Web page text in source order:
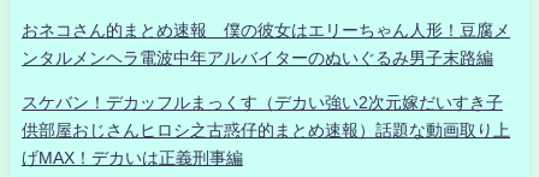
おネコさん的まとめ速報 僕の彼女はエリーちゃん人形！豆腐メ
ンタルメンヘラ電波中年アルバイターのぬいぐるみ男子末路編
スケバン！デカッフルまっくす（デカい強い2次元嫁だいすき子
供部屋おじさんヒロシ之古惑仔的まとめ速報）話題な動画取り上
げMAX！デカいは正義刑事編